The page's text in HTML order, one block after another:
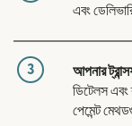
এবং
3 আপনার
ডিটেলস
পেমেন্ট